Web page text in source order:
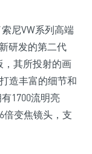
尼VW系列高端
研发的第二代
，其所投射的画
造丰富的细节和
1700流明亮
倍变焦镜头，支